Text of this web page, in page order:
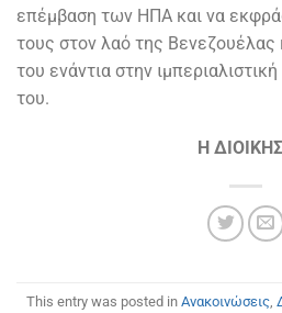
επέμβαση των ΗΠΑ και να
τους στον λαό της Βενεζουέλας
του ενάντια στην
του.
Η
This entry was posted in Ανακοινώσεις,